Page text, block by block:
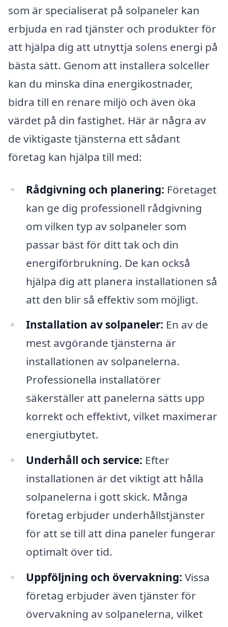
som är specialiserat på solpaneler kan
erbjuda en rad tjänster och produkter för
att hjälpa dig att utnyttja solens energi på
bästa sätt. Genom att installera solceller
kan du minska dina energikostnader,
bidra till en renare miljö och även öka
värdet på din fastighet. Här är några av
de viktigaste tjänsterna ett sådant
företag kan hjälpa till med:
Rådgivning och planering: Företaget
kan ge dig professionell rådgivning
om vilken typ av solpaneler som
passar bäst för ditt tak och din
energiförbrukning. De kan också
hjälpa dig att planera installationen så
att den blir så effektiv som möjligt.
Installation av solpaneler: En av de
mest avgörande tjänsterna är
installationen av solpanelerna.
Professionella installatörer
säkerställer att panelerna sätts upp
korrekt och effektivt, vilket maximerar
energiutbytet.
Underhåll och service: Efter
installationen är det viktigt att hålla
solpanelerna i gott skick. Många
företag erbjuder underhållstjänster
för att se till att dina paneler fungerar
optimalt över tid.
Uppföljning och övervakning: Vissa
företag erbjuder även tjänster för
övervakning av solpanelerna, vilket